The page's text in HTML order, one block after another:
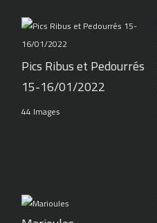
Pics Ribus et Pedourrés
15-16/01/2022
44 Images